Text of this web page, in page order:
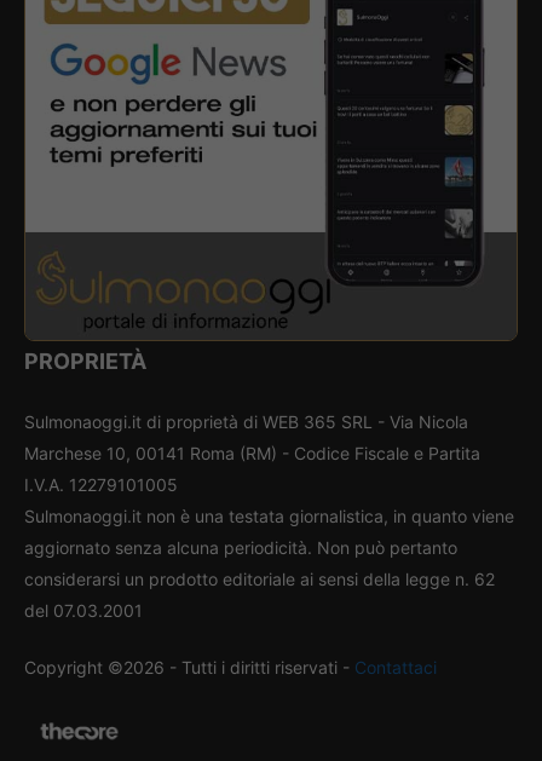
PROPRIETÀ
Sulmonaoggi.it di proprietà di WEB 365 SRL - Via Nicola
Marchese 10, 00141 Roma (RM) - Codice Fiscale e Partita
I.V.A. 12279101005
Sulmonaoggi.it non è una testata giornalistica, in quanto viene
aggiornato senza alcuna periodicità. Non può pertanto
considerarsi un prodotto editoriale ai sensi della legge n. 62
del 07.03.2001
Copyright ©2026 - Tutti i diritti riservati - Contattaci